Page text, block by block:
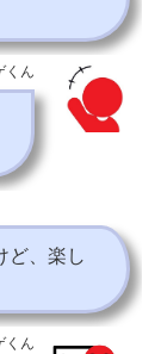
くん
ど、楽し
くん